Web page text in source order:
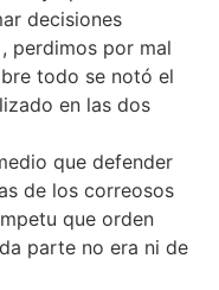
decisiones
perdimos por mal
todo se notó el
en las dos
que defender
de los correosos
que orden
parte no era ni de